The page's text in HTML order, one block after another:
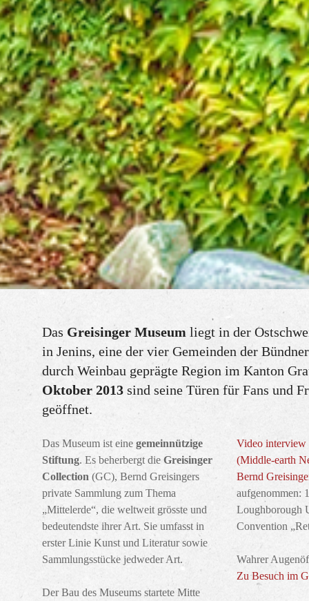
Das Greisinger Museum liegt in der
in Jenins, eine der vier Gemeinden der
durch Weinbau geprägte Region im Kanton
Oktober 2013 sind seine Türen für Fans und
geöffnet.
Das Museum ist einegemeinnützige
Stiftung. Es beherbergt dieGreisinger
Collection (GC), Bernd Greisingers
private Sammlung zum Thema
„Mittelerde“, die weltweit grösste und
bedeutendste ihrer Art. Sie umfasst in
erster Linie Kunst und Literatur sowie
Sammlungsstücke jedweder Art.
Der Bau des Museums startete Mitte
Video
(Middle-earth
Bernd
aufgenommen:
Loughborough
Convention
Wahrer
Zu Besuch im